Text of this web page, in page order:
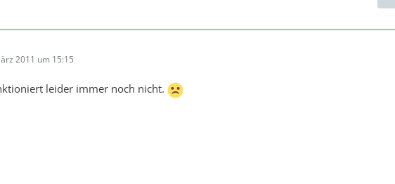
2011 um 15:15
leider immer noch nicht.